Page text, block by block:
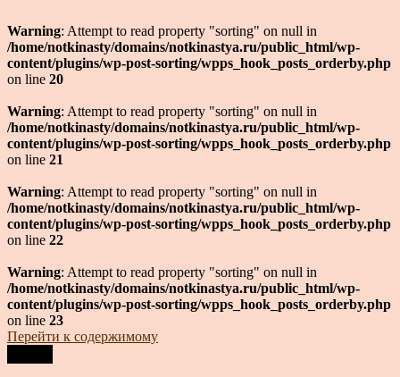
Warning: Attempt to read property "sorting" on null in
/home/notkinasty/domains/notkinastya.ru/public_html/wp-
content/plugins/wp-post-sorting/wpps_hook_posts_orderby.php
on line 20
Warning: Attempt to read property "sorting" on null in
/home/notkinasty/domains/notkinastya.ru/public_html/wp-
content/plugins/wp-post-sorting/wpps_hook_posts_orderby.php
on line 21
Warning: Attempt to read property "sorting" on null in
/home/notkinasty/domains/notkinastya.ru/public_html/wp-
content/plugins/wp-post-sorting/wpps_hook_posts_orderby.php
on line 22
Warning: Attempt to read property "sorting" on null in
/home/notkinasty/domains/notkinastya.ru/public_html/wp-
content/plugins/wp-post-sorting/wpps_hook_posts_orderby.php
on line 23
Перейти к содержимому
Архив пианистки
Всё для пианистов: ноты, книги, музыка, статьи…